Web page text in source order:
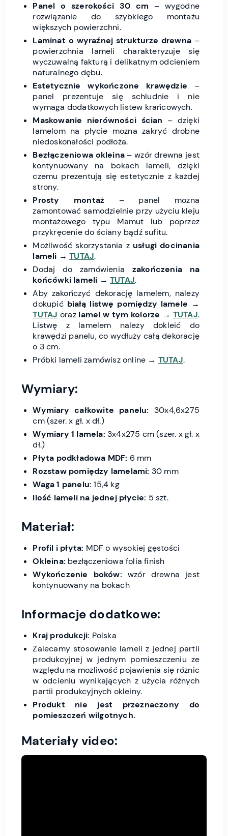
Panel o szerokości 30 cm – wygodne
rozwiązanie do szybkiego montażu
większych powierzchni.
Laminat o wyraźnej strukturze drewna–
powierzchnia lameli charakteryzuje się
wyczuwalną fakturą i delikatnym odcieniem
naturalnego dębu.
Estetycznie wykończone krawędzie –
panel prezentuje się schludnie i nie
wymaga dodatkowych listew krańcowych.
Maskowanie nierówności ścian – dzięki
lamelom na płycie można zakryć drobne
niedoskonałości podłoża.
Bezłączeniowa okleina– wzór drewna jest
kontynuowany na bokach lameli, dzięki
czemu prezentują się estetycznie z każdej
strony.
Prosty montaż – panel można
zamontować samodzielnie przy użyciu kleju
montażowego typu Mamut lub poprzez
przykręcenie do ściany bądź sufitu.
Możliwość skorzystania z usługi docinania
lameli →TUTAJ.
Dodaj do zamówienia zakończenia na
końcówki lameli → TUTAJ.
Aby zakończyć dekorację lamelem, należy
dokupić białą listwę pomiędzy lamele →
TUTAJ oraz lamel w tym kolorze → TUTAJ.
Listwę z lamelem należy dokleić do
krawędzi panelu, co wydłuży całą dekorację
o 3 cm.
Próbki lameli zamówisz online → TUTAJ.
Wymiary:
Wymiary całkowite panelu: 30x4,6x275
cm (szer. x gł. x dł.)
Wymiary 1 lamela: 3x4x275 cm (szer. x gł. x
dł.)
Płyta podkładowa MDF: 6 mm
Rozstaw pomiędzy lamelami: 30 mm
Waga 1 panelu: 15,4 kg
Ilość lameli na jednej płycie: 5 szt.
Materiał:
Profil i płyta: MDF o wysokiej gęstości
Okleina: bezłączeniowa folia finish
Wykończenie boków: wzór drewna jest
kontynuowany na bokach
Informacje dodatkowe:
Kraj produkcji: Polska
Zalecamy stosowanie lameli z jednej partii
produkcyjnej w jednym pomieszczeniu ze
względu na możliwość pojawienia się różnic
w odcieniu wynikających z użycia różnych
partii produkcyjnych okleiny.
Produkt nie jest przeznaczony do
pomieszczeń wilgotnych.
Materiały video: